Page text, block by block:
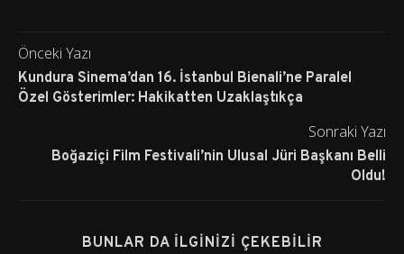
Önceki Yazı
Kundura Sinema’dan 16. İstanbul Bienali’ne Paralel
Özel Gösterimler: Hakikatten Uzaklaştıkça
Sonraki Yazı
Boğaziçi Film Festivali’nin Ulusal Jüri Başkanı Belli
Oldu!
BUNLAR DA İLGINIZI ÇEKEBILIR